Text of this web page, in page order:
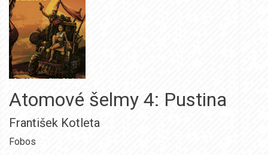
Atomové šelmy 4: Pustina
František Kotleta
Fobos